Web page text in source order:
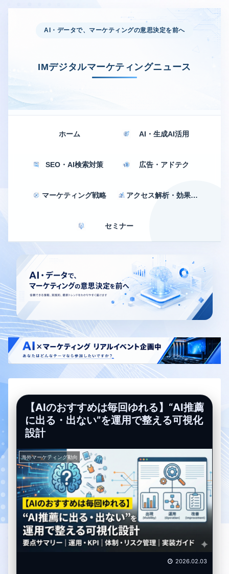
AI・データで、マーケティングの意思決定を前へ
IMデジタルマーケティングニュース
ホーム AI・生成AI活用
SEO・AI検索対策 広告・アドテク
マーケティング戦略 アクセス解析・効果測定
セミナー
【AIのおすすめは毎回ゆれる】“AI推薦
に出る・出ない”を運用で整える可視化
設計
海外マーケティング動向
2026.02.03